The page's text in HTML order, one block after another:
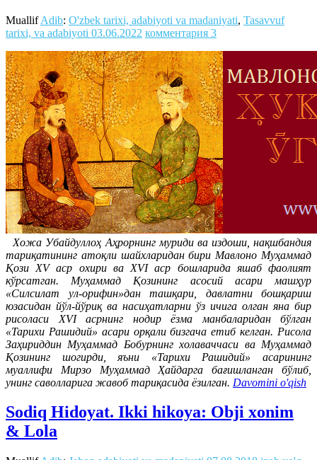
MuallifAdib: O'zbek tarixi, adabiyoti va madaniyati, Tasavvuf
tarixi, va adabiyoti 03.06.2022 комментария 3
Хожа Убайдуллоҳ Аҳрорнинг муриди ва издоши, нақшбандия
тариқатининг атоқли шайхларидан бири Мавлоно Муҳаммад
Қози XV аср охири ва XVI аср бошларида яшаб фаолият
кўрсатган. Муҳаммад Қозининг асосий асари машҳур
«Силсилат ул-орифин»дан ташқари, давлатни бошқариш
юзасидан йўл-йўриқ ва насиҳатларни ўз ичига олган яна бир
рисоласи XVI асрнинг нодир ёзма манбаларидан бўлган
«Тарихи Рашидий» асари орқали бизгача етиб келган. Рисола
Заҳириддин Муҳаммад Бобурнинг холаваччаси ва Муҳаммад
Қозининг шогирди, яъни «Тарихи Рашидий» асарининг
муаллифи Мирзо Муҳаммад Ҳайдарга бағишланган бўлиб,
унинг саволларига жавоб тариқасида ёзилган. Davomini o'qish
Sodiq Hidoyat. Ikki hikoya: Obji xonim
& Lola